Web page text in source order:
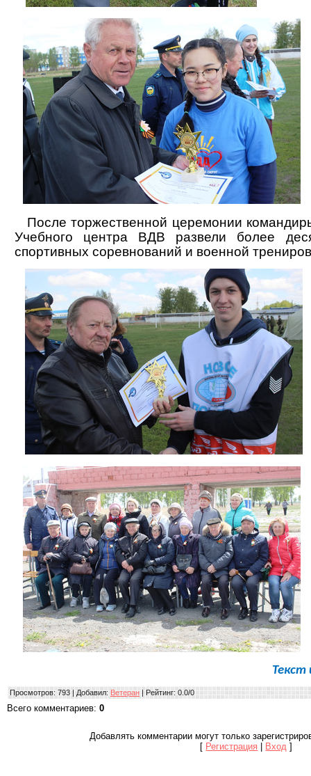
После торжественной церемонии
Учебного центра ВДВ развели более
спортивных соревнований и военной
Просмотров: 793 | Добавил: Ветеран | Рейтинг: 0.0/0
Всего комментариев: 0
Добавлять комментарии могут только
[ Регистрация Вход ]